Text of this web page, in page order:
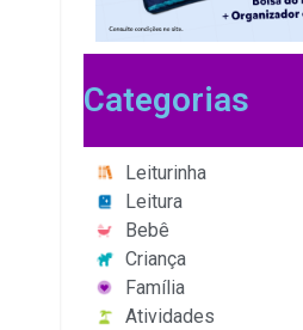
Categorias
Leiturinha
Leitura
Bebê
Criança
Família
Atividades